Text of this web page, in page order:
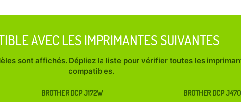
AVEC LES IMPRIMANTES SUIVANTES
sont affichés. Dépliez la liste pour vérifier toutes les
compatibles.
BROTHER DCP J172W
BROTHER DCP J470